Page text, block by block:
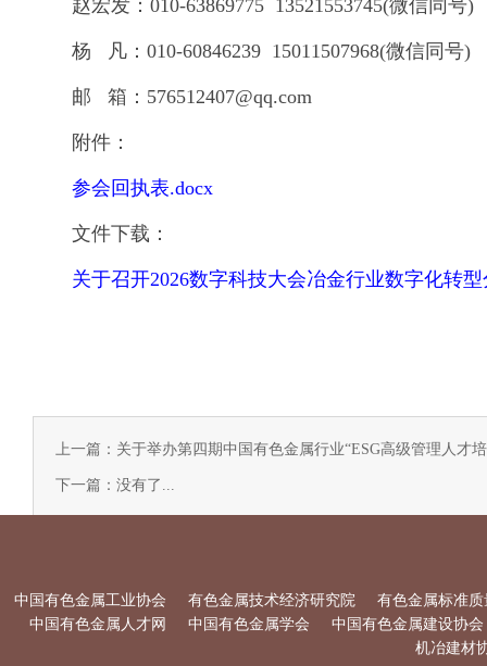
赵宏发：010-63869775 13521553745(微信同号)
杨 凡：010-60846239 15011507968(微信同号)
邮 箱：576512407@qq.com
附件：
参会回执表.docx
文件下载：
关于召开2026数字科技大会冶金行业数字化转
上一篇：关于举办第四期中国有色金属行业“ESG高级管理人才
下一篇：没有了...
中国有色金属工业协会 有色金属技术经济研究院
有色金属标准
中国有色金属人才网
中国有色金属学会
中国有色金属建设协会
机冶建材